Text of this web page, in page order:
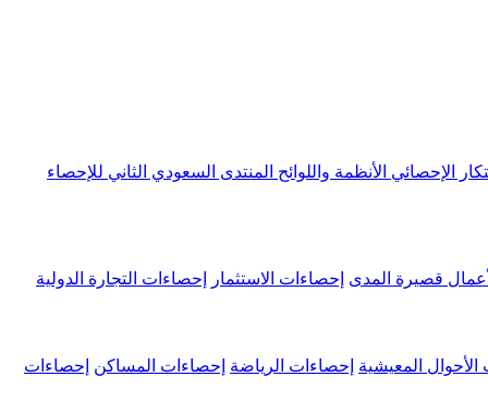
الإحصائي الأنظمة واللوائح المنتدى السعودي الثاني للإحصاء
قصيرة المدى إحصاءات الاستثمار إحصاءات التجارة الدولية
الأحوال المعيشية إحصاءات الرياضة إحصاءات المساكن إحصاءات